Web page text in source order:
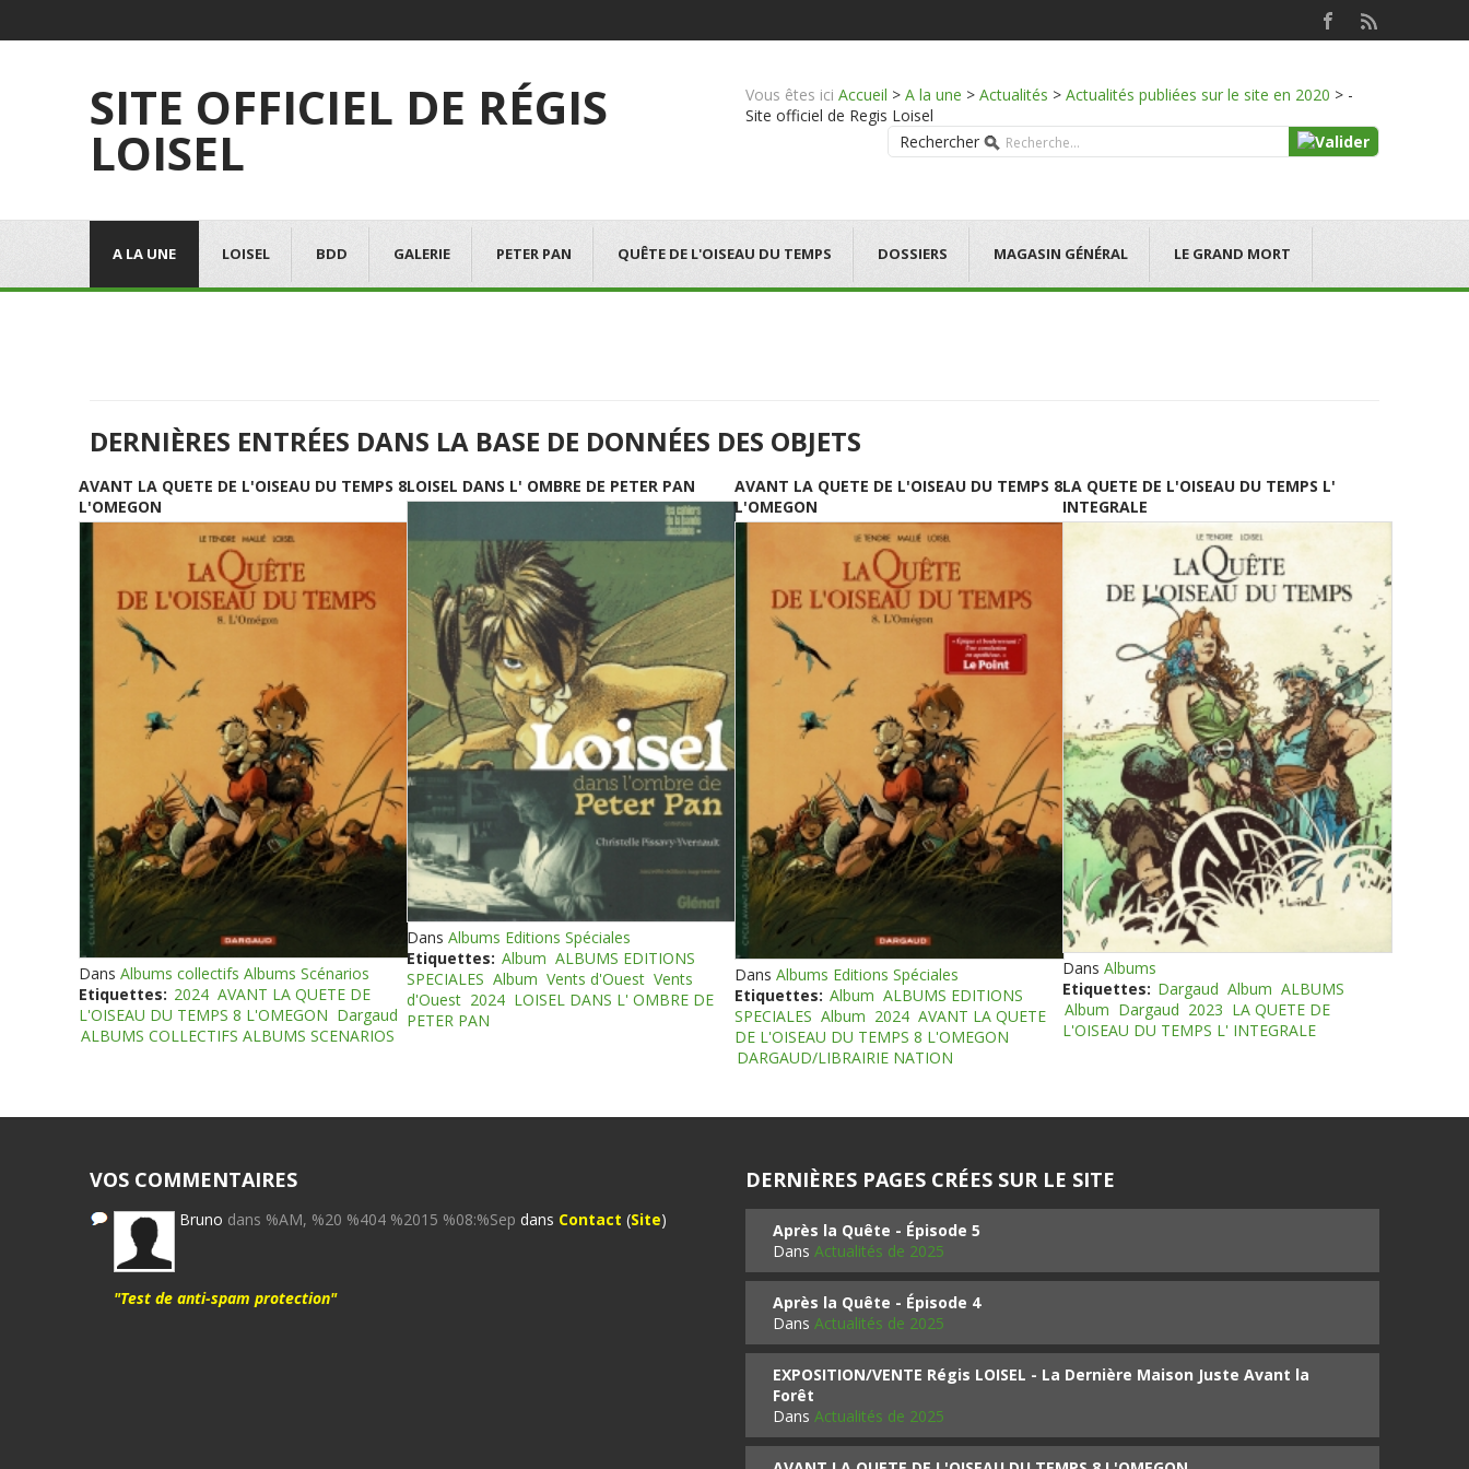
SITE OFFICIEL DE RÉGIS
LOISEL
Vous êtes ici Accueil > A la une > Actualités > Actualités publiées sur le site en 2020 > -
Site officiel de Regis Loisel
Rechercher
A LA UNE LOISEL BDD GALERIE PETER PAN QUÊTE DE L'OISEAU DU TEMPS DOSSIERS MAGASIN GÉNÉRAL LE GRAND MORT
DERNIÈRES ENTRÉES DANS LA BASE DE DONNÉES DES OBJETS
AVANT LA QUETE DE L'OISEAU DU TEMPS 8
L'OMEGON
Dans Albums collectifs Albums Scénarios
Etiquettes: 2024 AVANT LA QUETE DE
L'OISEAU DU TEMPS 8 L'OMEGON Dargaud
ALBUMS COLLECTIFS ALBUMS SCENARIOS
LOISEL DANS L' OMBRE DE PETER PAN
Dans Albums Editions Spéciales
Etiquettes: Album ALBUMS EDITIONS
SPECIALES Album Vents d'Ouest Vents
d'Ouest 2024 LOISEL DANS L' OMBRE DE
PETER PAN
AVANT LA QUETE DE L'OISEAU DU TEMPS 8
L'OMEGON
Dans Albums Editions Spéciales
Etiquettes: Album ALBUMS EDITIONS
SPECIALES Album 2024 AVANT LA QUETE
DE L'OISEAU DU TEMPS 8 L'OMEGON
DARGAUD/LIBRAIRIE NATION
LA QUETE DE L'OISEAU DU TEMPS L'
INTEGRALE
Dans Albums
Etiquettes: Dargaud Album ALBUMS
Album Dargaud 2023 LA QUETE DE
L'OISEAU DU TEMPS L' INTEGRALE
VOS COMMENTAIRES
Bruno dans %AM, %20 %404 %2015 %08:%Sep dans Contact (Site)
"Test de anti-spam protection"
DERNIÈRES PAGES CRÉES SUR LE SITE
Après la Quête - Épisode 5
Dans Actualités de 2025
Après la Quête - Épisode 4
Dans Actualités de 2025
EXPOSITION/VENTE Régis LOISEL - La Dernière Maison Juste Avant la
Forêt
Dans Actualités de 2025